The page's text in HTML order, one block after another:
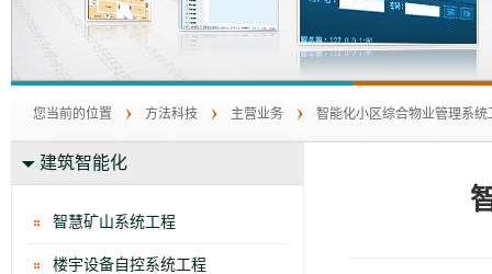
您当前的位置 方法科技 主营业务 智能化小区综合物业管理系统
建筑智能化
智慧矿山系统工程
楼宇设备自控系统工程